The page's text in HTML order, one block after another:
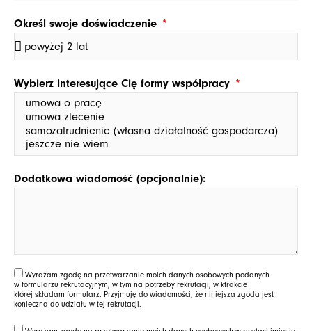
Określ swoje doświadczenie
Wybierz interesujące Cię formy współpracy
Dodatkowa wiadomość (opcjonalnie):
Wyrażam zgodę na przetwarzanie moich danych osobowych podanych
w formularzu rekrutacyjnym, w tym na potrzeby rekrutacji, w ktrakcie
której składam formularz. Przyjmuję do wiadomości, że niniejsza zgoda jest
konieczna do udziału w tej rekrutacji.